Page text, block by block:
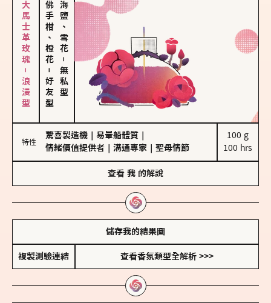
大馬士革玫瑰－浪漫型 佛手柑、橙花
－
好友型
海鹽、雪花
－
無私型
特性
驚喜製造機 易暈船體質
情緒價值提供者
溝通專家 聖母情節
100 g
100 hrs
查看 我 的解說
儲存我的結果圖
複製測驗連結 查看香氛類型全解析 >>>